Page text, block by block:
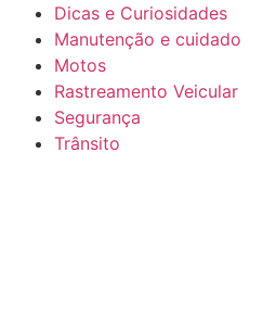
Dicas e Curiosidades
Manutenção e cuidado
Motos
Rastreamento Veicular
Segurança
Trânsito